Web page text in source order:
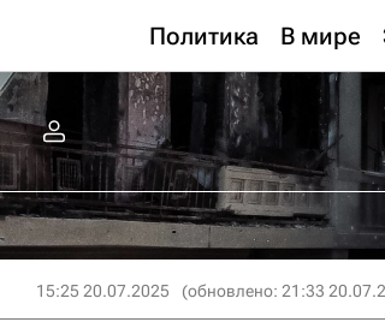
Политика В мире
15:25 20.07.2025 (обновлено: 21:33